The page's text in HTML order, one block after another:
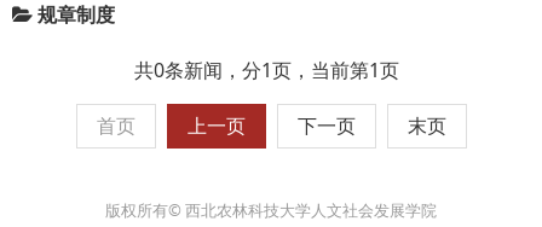
规章制度
共0条新闻，分1页，当前第1页
首页 上一页 下一页 末页
版权所有© 西北农林科技大学人文社会发展学院